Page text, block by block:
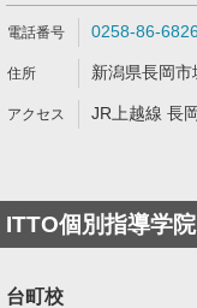
0258-86-6826
新潟県長岡
JR上越線 長
ITTO個別指導学院
台町校